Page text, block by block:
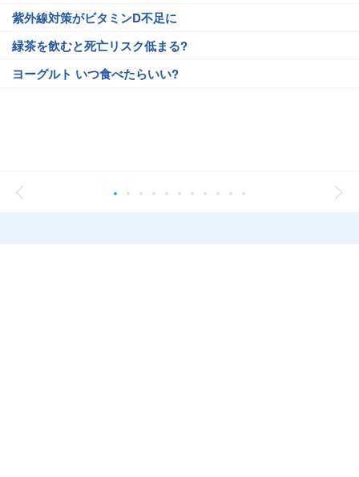
紫外線対策がビタミンD不足に
緑茶を飲むと死亡リスク低まる?
ヨーグルト いつ食べたらいい?